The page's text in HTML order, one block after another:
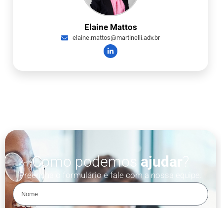
Elaine Mattos
elaine.mattos@martinelli.adv.br
Como podemos ajudar
Preencha o formulário e fale com a nossa equipe.